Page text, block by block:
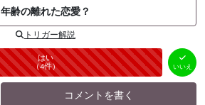
年齢の離れた恋愛？
トリガー解説
はい
（4件） 未投票
いいえ
（ 0件）
いいえ
コメントを書く